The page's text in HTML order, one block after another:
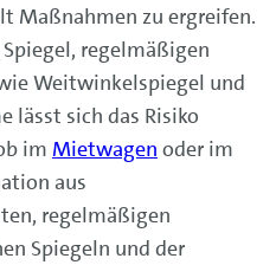
Maßnahmen zu ergreifen.
regelmäßigen
Weitwinkelspiegel und
lässt sich das Risiko
im Mietwagen oder im
aus
regelmäßigen
Spiegeln und der